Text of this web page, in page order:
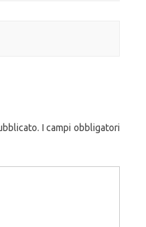
I campi obbligatori